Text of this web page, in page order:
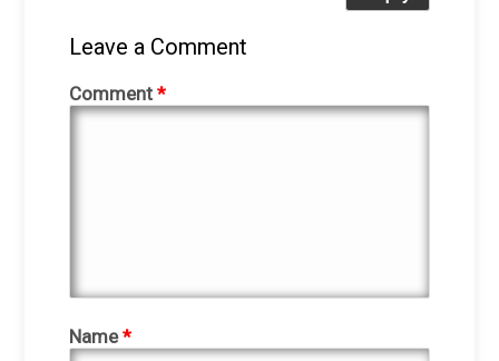
Leave a Comment
Comment*
Name*